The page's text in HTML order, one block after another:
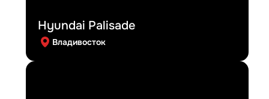
Hyundai Palisade
Владивосток